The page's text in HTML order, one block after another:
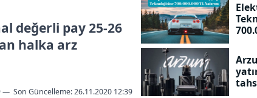
değerli pay 25-26
halka arz
— Son Güncelleme:26.11.2020 12:39